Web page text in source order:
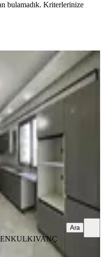
bulamadık. Kriterlerinize
'den
Kiralık 3+1 Sıfır Daire
Mahallesi
·06.08.2026
YILDIRIM
KIVANÇ
Ara